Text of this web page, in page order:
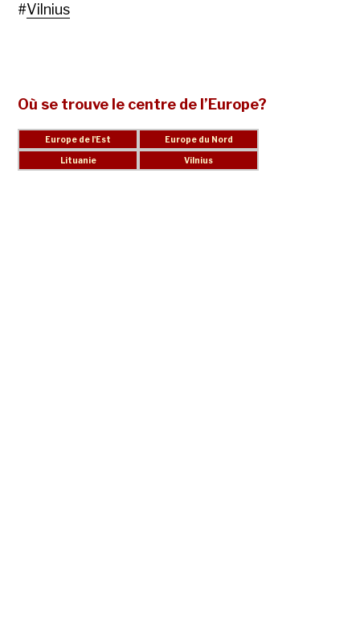
#Vilnius
Où se trouve le centre de l’Europe?